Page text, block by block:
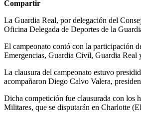
Compartir
La Guardia Real, por delegación del
Oficina Delegada de Deportes de la
El campeonato contó con la participación
Emergencias, Guardia Civil, Guardia Real
La clausura del campeonato estuvo
acompañaron Diego Calvo Valera,
Dicha competición fue clausurada con los
Militares, que se disputarán en Charlotte